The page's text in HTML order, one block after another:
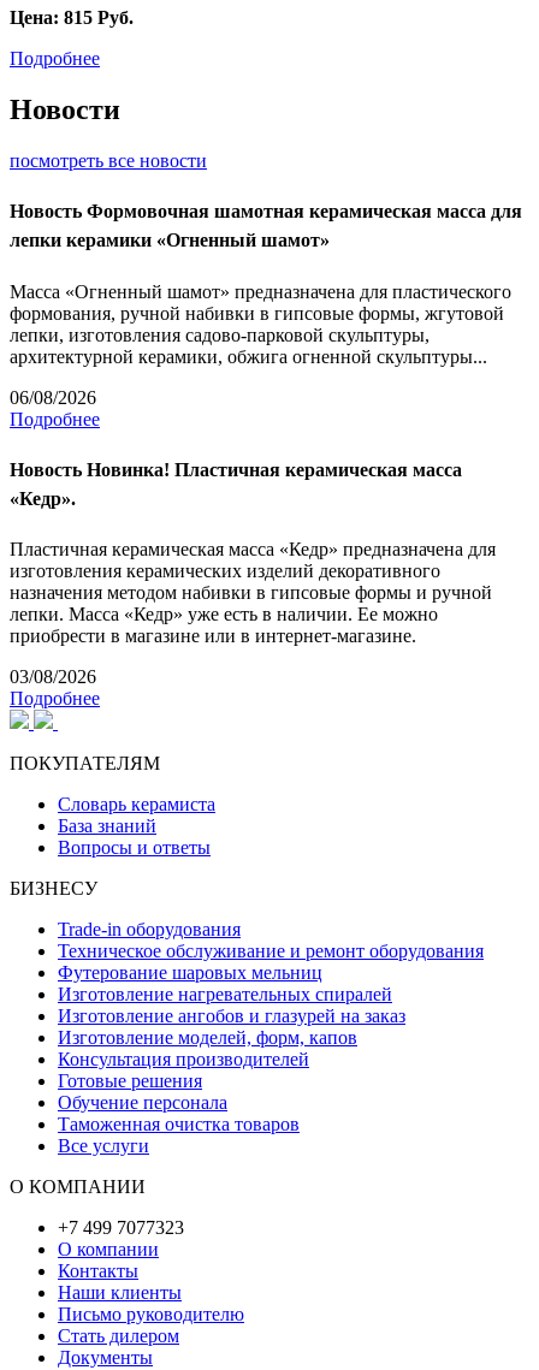
Цена: 815 Руб.
Подробнее
Новости
посмотреть все новости
Новость Формовочная шамотная керамическая масса для
лепки керамики «Огненный шамот»
Масса «Огненный шамот» предназначена для пластического
формования, ручной набивки в гипсовые формы, жгутовой
лепки, изготовления садово-парковой скульптуры,
архитектурной керамики, обжига огненной скульптуры...
06/08/2026
Подробнее
Новость Новинка! Пластичная керамическая масса
«Кедр».
Пластичная керамическая масса «Кедр» предназначена для
изготовления керамических изделий декоративного
назначения методом набивки в гипсовые формы и ручной
лепки. Масса «Кедр» уже есть в наличии. Ее можно
приобрести в магазине или в интернет-магазине.
03/08/2026
Подробнее
ПОКУПАТЕЛЯМ
Словарь керамиста
База знаний
Вопросы и ответы
БИЗНЕСУ
Trade-in оборудования
Техническое обслуживание и ремонт оборудования
Футерование шаровых мельниц
Изготовление нагревательных спиралей
Изготовление ангобов и глазурей на заказ
Изготовление моделей, форм, капов
Консультация производителей
Готовые решения
Обучение персонала
Таможенная очистка товаров
Все услуги
О КОМПАНИИ
+7 499 7077323
О компании
Контакты
Наши клиенты
Письмо руководителю
Стать дилером
Документы